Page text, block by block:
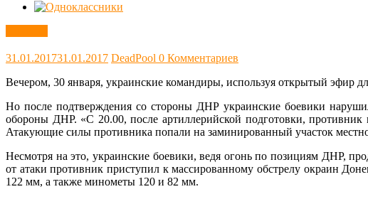
31.01.201731.01.2017 DeadPool 0 Комментариев
Вечером, 30 января, украинские командиры, используя открытый эфир
Но после подтверждения со стороны ДНР украинские боевики
обороны ДНР. «С 20.00, после артиллерийской подготовки,
Атакующие силы противника попали на заминированный участок
Несмотря на это, украинские боевики, ведя огонь по позициям ДНР,
от атаки противник приступил к массированному обстрелу окраин
122 мм, а также минометы 120 и 82 мм.